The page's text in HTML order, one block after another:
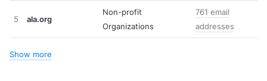
5 ala.org
Non-profit
Organizations
761 email
addresses
Show more